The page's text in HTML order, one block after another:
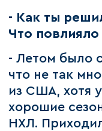
- Как ты
Что
- Летом было
что не так
из США, хотя
хорошие
НХЛ.